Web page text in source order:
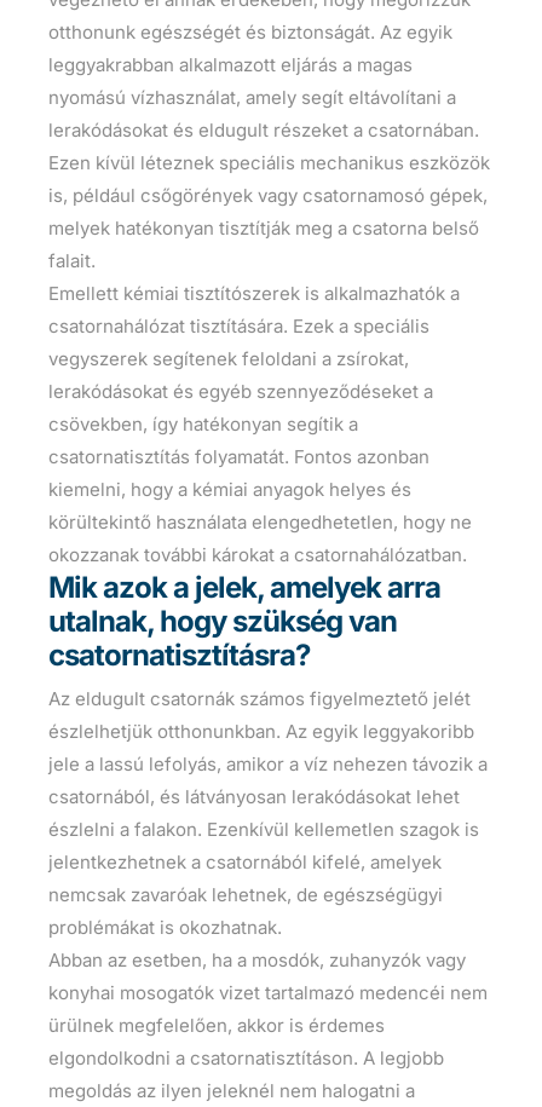
otthonunk egészségét és biztonságát. Az egyik
leggyakrabban alkalmazott eljárás a magas
nyomású vízhasználat, amely segít eltávolítani a
lerakódásokat és eldugult részeket a csatornában.
Ezen kívül léteznek speciális mechanikus eszközök
is, például csőgörények vagy csatornamosó gépek,
melyek hatékonyan tisztítják meg a csatorna belső
falait.
Emellett kémiai tisztítószerek is alkalmazhatók a
csatornahálózat tisztítására. Ezek a speciális
vegyszerek segítenek feloldani a zsírokat,
lerakódásokat és egyéb szennyeződéseket a
csövekben, így hatékonyan segítik a
csatornatisztítás folyamatát. Fontos azonban
kiemelni, hogy a kémiai anyagok helyes és
körültekintő használata elengedhetetlen, hogy ne
okozzanak további károkat a csatornahálózatban.
Mik azok a jelek, amelyek arra
utalnak, hogy szükség van
csatornatisztításra?
Az eldugult csatornák számos figyelmeztető jelét
észlelhetjük otthonunkban. Az egyik leggyakoribb
jele a lassú lefolyás, amikor a víz nehezen távozik a
csatornából, és látványosan lerakódásokat lehet
észlelni a falakon. Ezenkívül kellemetlen szagok is
jelentkezhetnek a csatornából kifelé, amelyek
nemcsak zavaróak lehetnek, de egészségügyi
problémákat is okozhatnak.
Abban az esetben, ha a mosdók, zuhanyzók vagy
konyhai mosogatók vizet tartalmazó medencéi nem
ürülnek megfelelően, akkor is érdemes
elgondolkodni a csatornatisztításon. A legjobb
megoldás az ilyen jeleknél nem halogatni a